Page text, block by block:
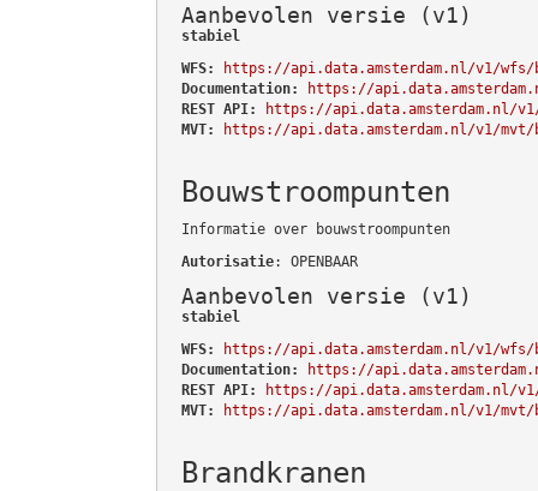
Aanbevolen versie (v1)
stabiel
WFS:
https://api.data.amsterdam.nl/v1/wfs/
Documentation:
https://
REST API:
https://api.data.amsterdam.nl/
MVT:
https://api.data.amsterdam.nl/v1/mvt/
Bouwstroompunten
Informatie over bouwstroompunten
Autorisatie: OPENBAAR
Aanbevolen versie (v1)
stabiel
WFS:
https://api.data.amsterdam.nl/v1/wfs/
Documentation:
https://
REST API:
https://api.data.amsterdam.nl/v1/
MVT:
https://api.data.amsterdam.nl/v1/mvt/
Brandkranen